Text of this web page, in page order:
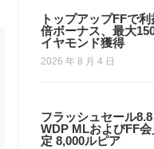
トップアップFFで利
倍ボーナス、最大
イヤモンド獲得
2026 年 8 月 4 日
フラッシュセール8.8
WDP MLおよびFF会
定 8,000ルピア